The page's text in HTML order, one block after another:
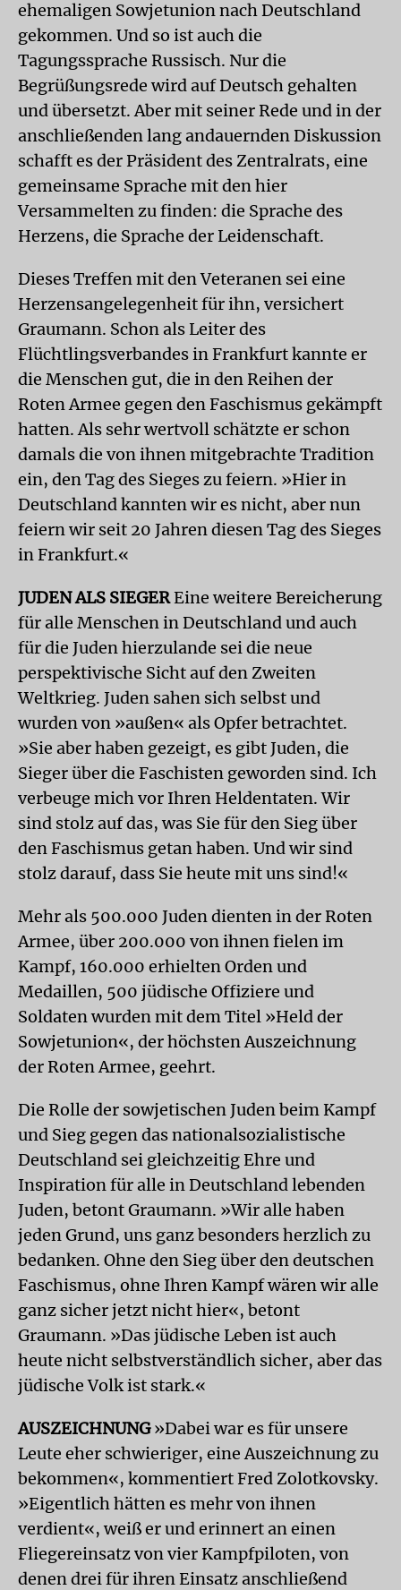
ehemaligen Sowjetunion nach Deutschland
gekommen. Und so ist auch die
Tagungssprache Russisch. Nur die
Begrüßungsrede wird auf Deutsch gehalten
und übersetzt. Aber mit seiner Rede und in der
anschließenden lang andauernden Diskussion
schafft es der Präsident des Zentralrats, eine
gemeinsame Sprache mit den hier
Versammelten zu finden: die Sprache des
Herzens, die Sprache der Leidenschaft.
Dieses Treffen mit den Veteranen sei eine
Herzensangelegenheit für ihn, versichert
Graumann. Schon als Leiter des
Flüchtlingsverbandes in Frankfurt kannte er
die Menschen gut, die in den Reihen der
Roten Armee gegen den Faschismus gekämpft
hatten. Als sehr wertvoll schätzte er schon
damals die von ihnen mitgebrachte Tradition
ein, den Tag des Sieges zu feiern. »Hier in
Deutschland kannten wir es nicht, aber nun
feiern wir seit 20 Jahren diesen Tag des Sieges
in Frankfurt.«
JUDEN ALS SIEGEREine weitere Bereicherung
für alle Menschen in Deutschland und auch
für die Juden hierzulande sei die neue
perspektivische Sicht auf den Zweiten
Weltkrieg. Juden sahen sich selbst und
wurden von »außen« als Opfer betrachtet.
»Sie aber haben gezeigt, es gibt Juden, die
Sieger über die Faschisten geworden sind. Ich
verbeuge mich vor Ihren Heldentaten. Wir
sind stolz auf das, was Sie für den Sieg über
den Faschismus getan haben. Und wir sind
stolz darauf, dass Sie heute mit uns sind!«
Mehr als 500.000 Juden dienten in der Roten
Armee, über 200.000 von ihnen fielen im
Kampf, 160.000 erhielten Orden und
Medaillen, 500 jüdische Offiziere und
Soldaten wurden mit dem Titel »Held der
Sowjetunion«, der höchsten Auszeichnung
der Roten Armee, geehrt.
Die Rolle der sowjetischen Juden beim Kampf
und Sieg gegen das nationalsozialistische
Deutschland sei gleichzeitig Ehre und
Inspiration für alle in Deutschland lebenden
Juden, betont Graumann. »Wir alle haben
jeden Grund, uns ganz besonders herzlich zu
bedanken. Ohne den Sieg über den deutschen
Faschismus, ohne Ihren Kampf wären wir alle
ganz sicher jetzt nicht hier«, betont
Graumann. »Das jüdische Leben ist auch
heute nicht selbstverständlich sicher, aber das
jüdische Volk ist stark.«
AUSZEICHNUNG»Dabei war es für unsere
Leute eher schwieriger, eine Auszeichnung zu
bekommen«, kommentiert Fred Zolotkovsky.
»Eigentlich hätten es mehr von ihnen
verdient«, weiß er und erinnert an einen
Fliegereinsatz von vier Kampfpiloten, von
denen drei für ihren Einsatz anschließend